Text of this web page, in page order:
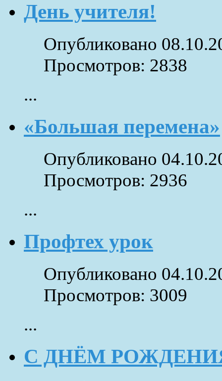
День учителя!
Опубликовано
Просмотров: 2838
...
«Большая перемена»
Опубликовано
Просмотров: 2936
...
Профтех урок
Опубликовано
Просмотров: 3009
...
С ДНЁМ